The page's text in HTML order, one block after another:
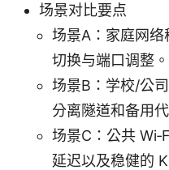
场景对比要点
场景A：家庭网
切换与端口调整。
场景B：学校/公
分离隧道和备用代
场景C：公共
延迟以及稳健的